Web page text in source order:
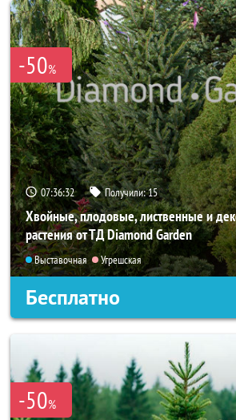
-50%
07:36:30 Получили:15
Хвойные, плодовые, лиственные и
растения от ТД Diamond Garden
Выставочная Угрешская
Бесплатно
-50%